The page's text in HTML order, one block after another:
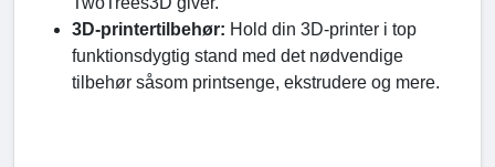
3D-printertilbehør: Hold din 3D-printer i top
funktionsdygtig stand med det nødvendige
tilbehør såsom printsenge, ekstrudere og mere.